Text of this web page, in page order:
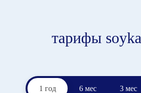
тарифы soyka
1 год 6 мес 3 мес